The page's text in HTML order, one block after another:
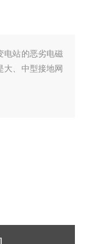
电站的恶劣电磁
大、中型接地网